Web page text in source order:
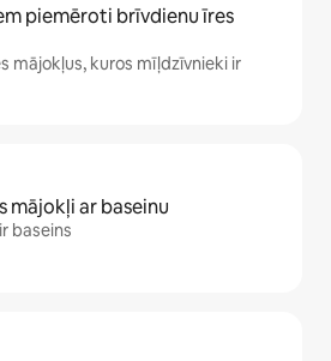
piemēroti brīvdienu īres
mājokļus, kuros mīļdzīvnieki ir
mājokļi ar baseinu
baseins